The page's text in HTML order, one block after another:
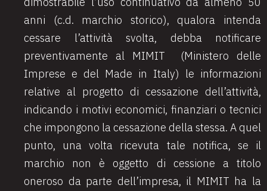
anni (c.d. marchio storico), qualora intenda
cessare l’attività svolta, debba notificare
preventivamente al MIMIT (Ministero delle
Imprese e del Made in Italy) le informazioni
relative al progetto di cessazione dell’attività,
indicando i motivi economici, finanziari o tecnici
che impongono la cessazione della stessa. A quel
punto, una volta ricevuta tale notifica, se il
marchio non è oggetto di cessione a titolo
oneroso da parte dell’impresa, il MIMIT ha la